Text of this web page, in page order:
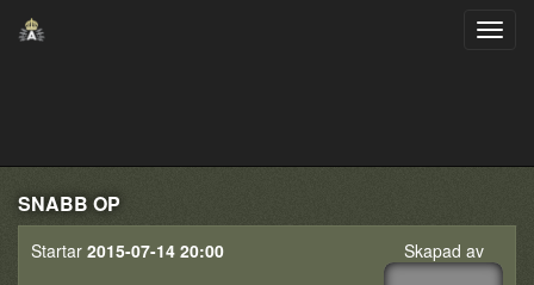
SNABB OP
Skapad av
Startar 2015-07-14 20:00